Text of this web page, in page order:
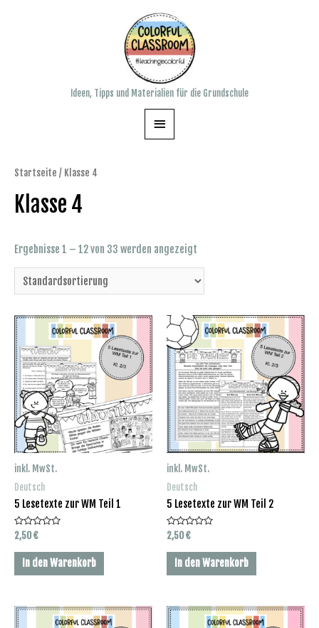
Ideen, Tipps und Materialien für die Grundschule
Hauptmenü
Startseite / Klasse 4
Klasse 4
Ergebnisse 1 – 12 von 33 werden angezeigt
inkl. MwSt.
Deutsch
5 Lesetexte zur WM Teil 1
Bewertet
mit
0
von
2,50€
In den Warenkorb
inkl. MwSt.
Deutsch
5 Lesetexte zur WM Teil 2
Bewertet
mit
0
von
2,50€
In den Warenkorb